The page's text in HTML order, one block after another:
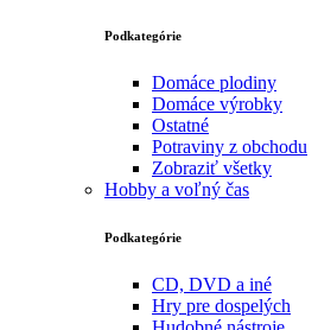
Podkategórie
Domáce plodiny
Domáce výrobky
Ostatné
Potraviny z obchodu
Zobraziť všetky
Hobby a voľný čas
Podkategórie
CD, DVD a iné
Hry pre dospelých